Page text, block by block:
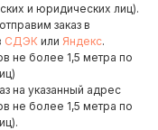
и юридических лиц).
отправим заказ в
СДЭК или Яндекс.
не более 1,5 метра по
на указанный адрес
не более 1,5 метра по